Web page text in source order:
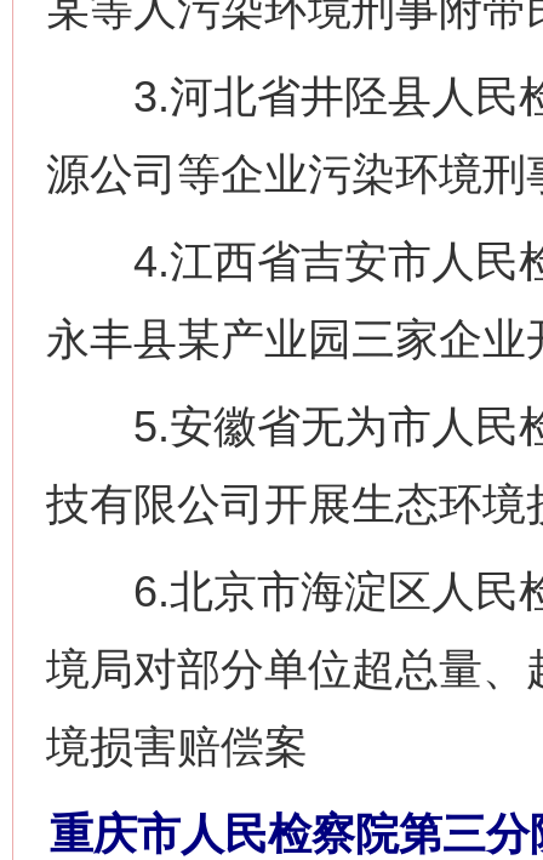
3.河北省井陉县人民
源公司等企业污染环境
4.江西省吉安市人民
永丰县某产业园三家企
5.安徽省无为市人民
技有限公司开展生态环境
6.北京市海淀区人民
境局对部分单位超总量
境损害赔偿案
重庆市人民检察院第三